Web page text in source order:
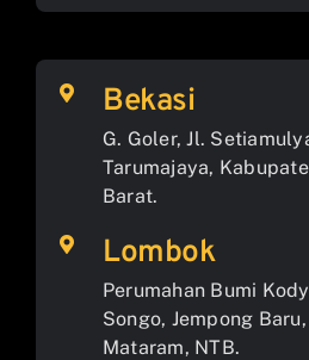
Bekasi
G. Goler, Jl.
Tarumajaya,
Barat.
Lombok
Perumahan Bumi
Songo, Jempong
Mataram, NTB.